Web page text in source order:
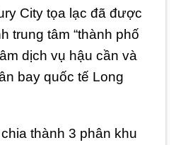
City tọa lạc đã được
trung tâm “thành phố
dịch vụ hậu cần và
bay quốc tế Long
thành 3 phân khu